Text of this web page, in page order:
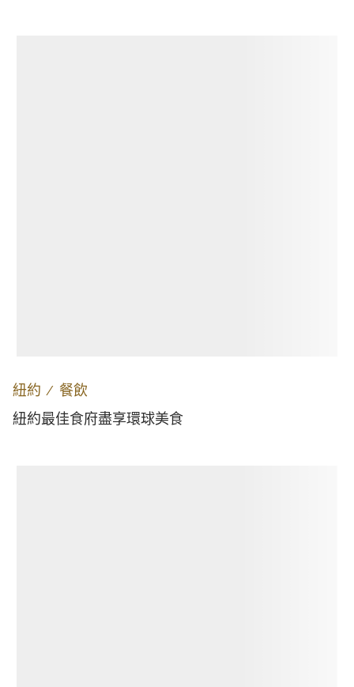
紐約 ∕ 餐飲
紐約最佳食府盡享環球美食